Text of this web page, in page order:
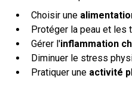
Choisir une
Protéger la peau et les
Gérer l'inflammation
Diminuer le stress
Pratiquer une activité